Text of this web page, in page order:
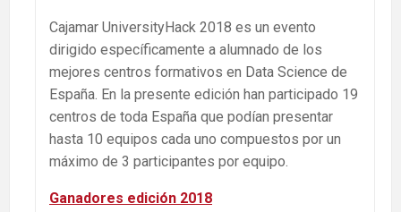
Cajamar UniversityHack 2018 es un evento
dirigido específicamente a alumnado de los
mejores centros formativos en Data Science de
España. En la presente edición han participado 19
centros de toda España que podían presentar
hasta 10 equipos cada uno compuestos por un
máximo de 3 participantes por equipo.
Ganadores edición 2018